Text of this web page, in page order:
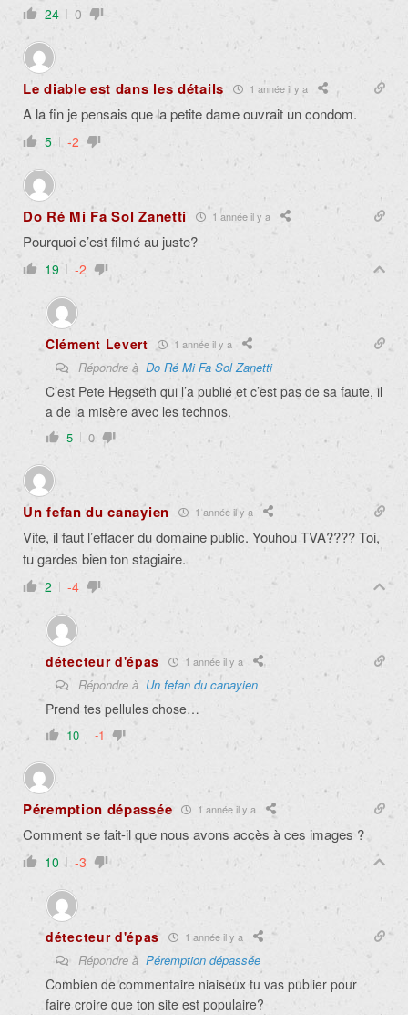
24 0
Le diable est dans les détails 1 année il y a
A la fin je pensais que la petite dame ouvrait un condom.
5 -2
Do Ré Mi Fa Sol Zanetti 1 année il y a
Pourquoi c’est filmé au juste?
19 -2
Clément Levert 1 année il y a
Répondre à Do Ré Mi Fa Sol Zanetti
C’est Pete Hegseth qui l’a publié et c’est pas de sa faute, il
a de la misère avec les technos.
5 0
Un fefan du canayien 1 année il y a
Vite, il faut l’effacer du domaine public. Youhou TVA???? Toi,
tu gardes bien ton stagiaire.
2 -4
détecteur d'épas 1 année il y a
Répondre à Un fefan du canayien
Prend tes pellules chose…
10 -1
Péremption dépassée 1 année il y a
Comment se fait-il que nous avons accès à ces images ?
10 -3
détecteur d'épas 1 année il y a
Répondre à Péremption dépassée
Combien de commentaire niaiseux tu vas publier pour
faire croire que ton site est populaire?